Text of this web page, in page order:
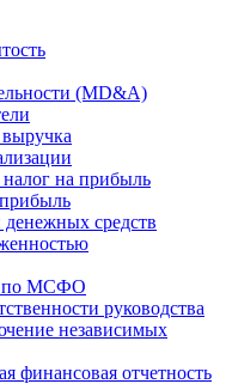
(MD&A)
на прибыль
средств
по МСФО
руководства
независимых
финансовая отчетность